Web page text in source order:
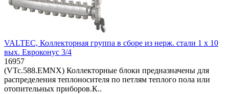
VALTEC, Коллекторная группа в сборе из нерж. стали 1 х 10
вых. Евроконус 3/4
16957
(VTc.588.EMNX) Коллекторные блоки предназначены для
распределения теплоносителя по петлям теплого пола или
отопительных приборов.К..